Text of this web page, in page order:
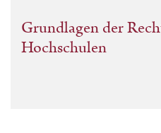
Grundlagen der
Hochschulen